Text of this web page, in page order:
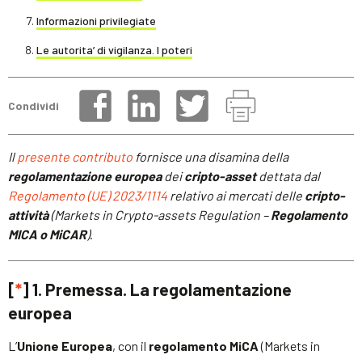
Informazioni privilegiate
Le autorita’ di vigilanza. I poteri
Condividi
Il presente contributo fornisce una disamina della
regolamentazione europeadeicripto-assetdettata dal
Regolamento (UE) 2023/1114 relativo ai mercati delle cripto-
attività(Markets in Crypto-assets Regulation –Regolamento
MICA o MiCAR).
[*] 1. Premessa. La regolamentazione
europea
L’Unione Europea, con il regolamento MiCA(Markets in